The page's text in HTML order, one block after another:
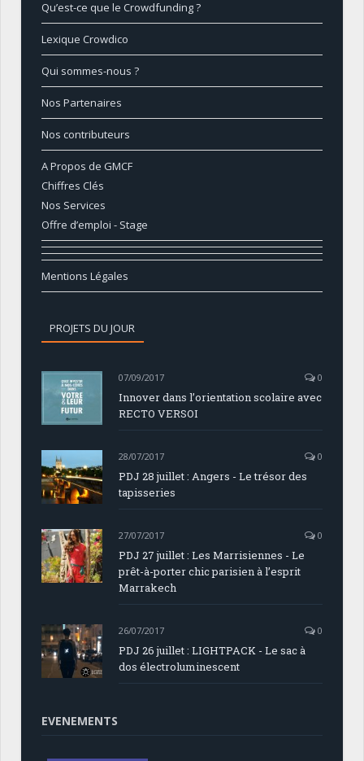
Qu’est-ce que le Crowdfunding ?
Lexique Crowdico
Qui sommes-nous ?
Nos Partenaires
Nos contributeurs
A Propos de GMCF
Chiffres Clés
Nos Services
Offre d’emploi - Stage
Mentions Légales
PROJETS DU JOUR
07/09/2017 0
Innover dans l’orientation scolaire avec
RECTO VERSOI
28/07/2017 0
PDJ 28 juillet : Angers - Le trésor des
tapisseries
27/07/2017 0
PDJ 27 juillet : Les Marrisiennes - Le
prêt-à-porter chic parisien à l’esprit
Marrakech
26/07/2017 0
PDJ 26 juillet : LIGHTPACK - Le sac à
dos électroluminescent
EVENEMENTS